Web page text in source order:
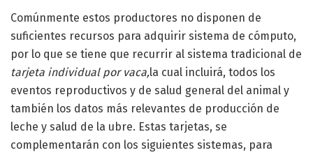
Comúnmente estos productores no disponen de
suficientes recursos para adquirir sistema de cómputo,
por lo que se tiene que recurrir al sistema tradicional de
tarjeta individual por vaca,la cual incluirá, todos los
eventos reproductivos y de salud general del animal y
también los datos más relevantes de producción de
leche y salud de la ubre. Estas tarjetas, se
complementarán con los siguientes sistemas, para